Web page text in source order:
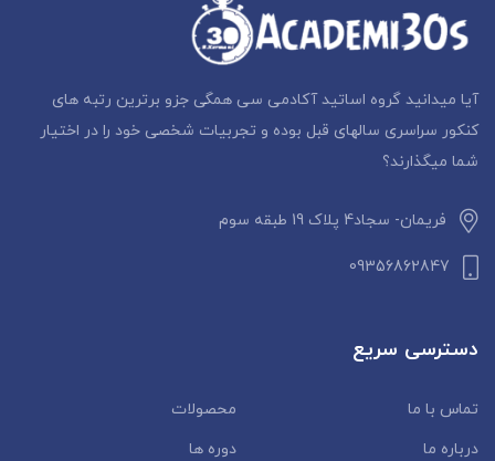
آیا میدانید گروه اساتید آکادمی سی همگی جزو برترین رتبه های
کنکور سراسری سالهای قبل بوده و تجربیات شخصی خود را در اختیار
شما میگذارند؟
فریمان- سجاد4 پلاک 19 طبقه سوم
09356862847
دسترسی سریع
تماس با ما
محصولات
درباره ما
دوره ها